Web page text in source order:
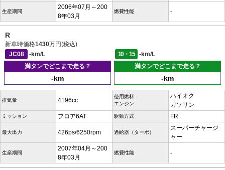
生産期間
2006年07月～200
8年03月
燃費性能 -
R
新車時価格1430万円(税込)
JC08
-km/L 10・15
-km/L
満タンでどこまで走る？
-km
満タンでどこまで走る？
-km
排気量 4196cc
使用燃料
エンジン
ハイオク
ガソリン
ミッション フロア6AT 駆動方式 FR
最大出力 426ps/6250rpm 過給器（ターボ）
スーパーチャージ
ャー
生産期間
2007年04月～200
8年03月
燃費性能 -